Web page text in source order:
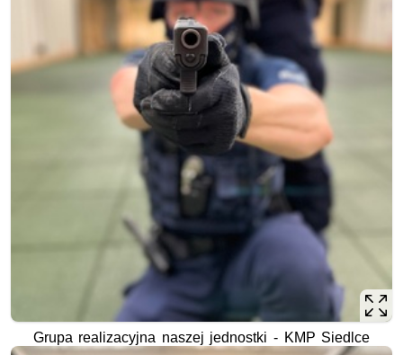
Grupa realizacyjna naszej jednostki - KMP Siedlce